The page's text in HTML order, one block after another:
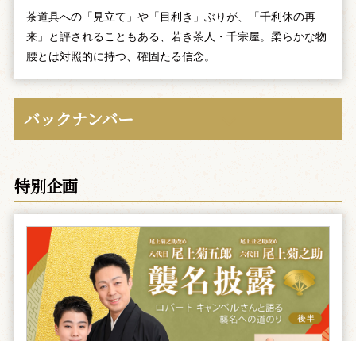
茶道具への「見立て」や「目利き」ぶりが、「千利休の再
来」と評されることもある、若き茶人・千宗屋。柔らかな物
腰とは対照的に持つ、確固たる信念。
バックナンバー
特別企画